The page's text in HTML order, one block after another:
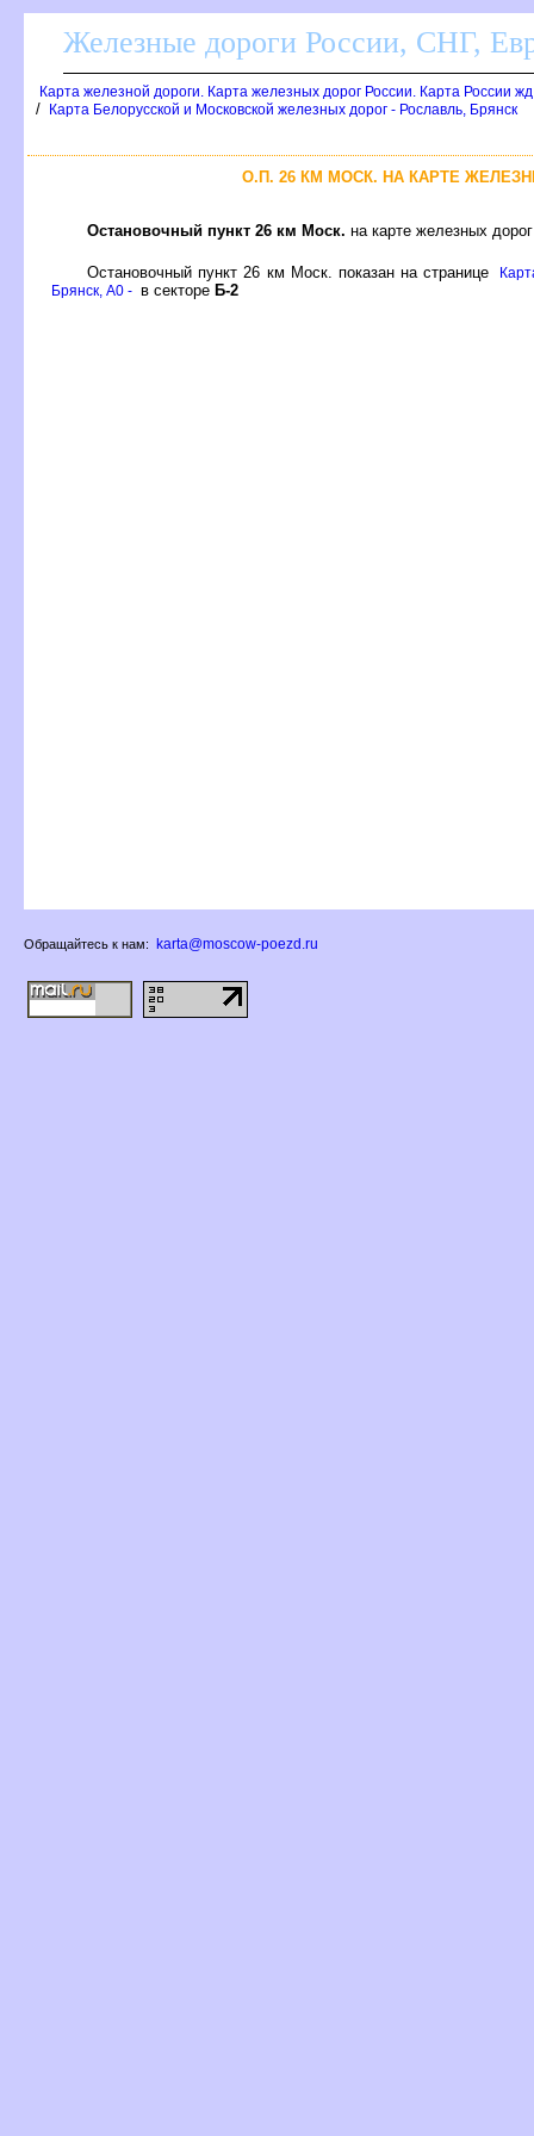
Железные дороги России, СНГ,
Карта железной дороги. Карта железных дорог России. Карта России
/ Карта Белорусской и Московской железных дорог - Рославль, Брянск
О.П. 26 КМ МОСК. НА КАРТЕ
Остановочный пункт 26 км Моск. на карте железных
Остановочный пункт 26 км Моск. показан на странице
Брянск, A0 - секторе Б-2
Обращайтесь к нам: karta@moscow-poezd.ru